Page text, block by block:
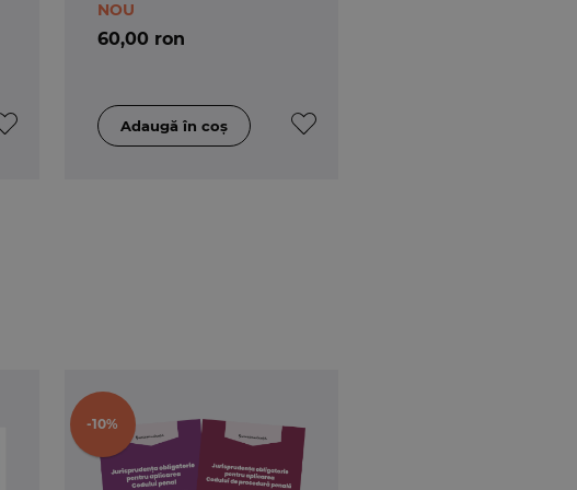
bune intelegeri a institutiilor si a facilitarii procesului
o decizie a Parlamentului Romaniei cu privire la
2018) este clar ca legea de modificare, daca va fi
60,00 ron
NOU
-10%